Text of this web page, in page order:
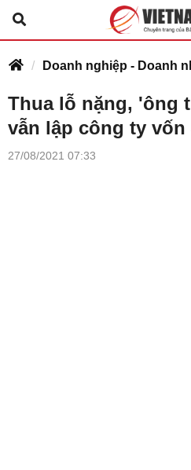
Doanh nghiệp - Doanh
Thua lỗ nặng, 'ông
vẫn lập công ty
27/08/2021 07:33